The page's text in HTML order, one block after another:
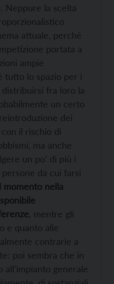
Neppure la scelta
attuale, perché
portata a
ampie
tutto lo spazio per i
fra loro la
un certo
dei
il rischio di
ma anche
un po’ di più i
da cui farsi
momento nella
, mentre gli
e quanto alle
contrarie a
poi sembra che in
all’impianto generale